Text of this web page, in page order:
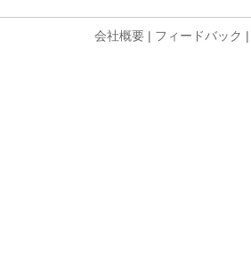
会社概要 | フィードバック |